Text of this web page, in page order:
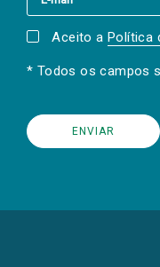
Aceito a Política
* Todos os campos